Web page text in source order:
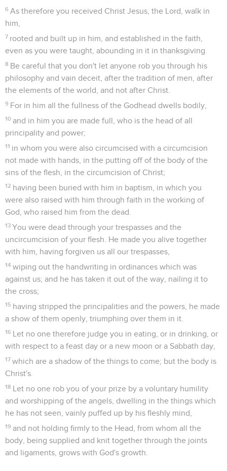
6 As therefore you received Christ Jesus, the Lord, walk in
him,
7 rooted and built up in him, and established in the faith,
even as you were taught, abounding in it in thanksgiving.
8 Be careful that you don't let anyone rob you through his
philosophy and vain deceit, after the tradition of men, after
the elements of the world, and not after Christ.
9 For in him all the fullness of the Godhead dwells bodily,
10 and in him you are made full, who is the head of all
principality and power;
11 in whom you were also circumcised with a circumcision
not made with hands, in the putting off of the body of the
sins of the flesh, in the circumcision of Christ;
12 having been buried with him in baptism, in which you
were also raised with him through faith in the working of
God, who raised him from the dead.
13 You were dead through your trespasses and the
uncircumcision of your flesh. He made you alive together
with him, having forgiven us all our trespasses,
14 wiping out the handwriting in ordinances which was
against us; and he has taken it out of the way, nailing it to
the cross;
15 having stripped the principalities and the powers, he made
a show of them openly, triumphing over them in it.
16 Let no one therefore judge you in eating, or in drinking, or
with respect to a feast day or a new moon or a Sabbath day,
17 which are a shadow of the things to come; but the body is
Christ's.
18 Let no one rob you of your prize by a voluntary humility
and worshipping of the angels, dwelling in the things which
he has not seen, vainly puffed up by his fleshly mind,
19 and not holding firmly to the Head, from whom all the
body, being supplied and knit together through the joints
and ligaments, grows with God's growth.